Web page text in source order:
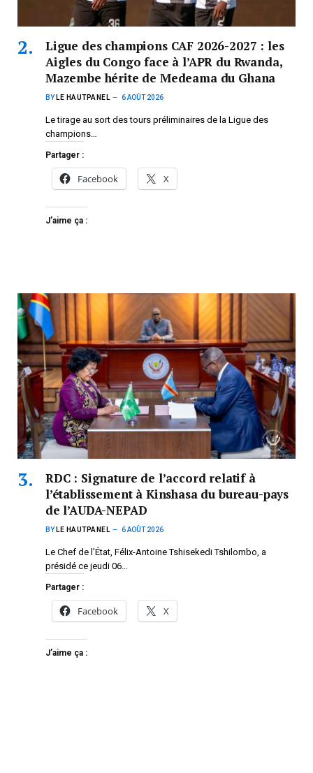
Ligue des champions CAF 2026-2027 : les
Aigles du Congo face à l’APR du Rwanda,
Mazembe hérite de Medeama du Ghana
BY LE HAUTPANEL 6 AOÛT 2026
Le tirage au sort des tours préliminaires de la Ligue des
champions…
Partager :
Facebook X
J’aime ça :
RDC : Signature de l’accord relatif à
l’établissement à Kinshasa du bureau-pays
de l’AUDA-NEPAD
BY LE HAUTPANEL 6 AOÛT 2026
Le Chef de l’État, Félix-Antoine Tshisekedi Tshilombo, a
présidé ce jeudi 06…
Partager :
Facebook X
J’aime ça :